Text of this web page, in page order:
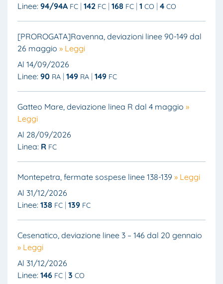
Linee: 94/94A FC 142 FC 168 FC 1 CO 4 CO
[PROROGATA]Ravenna, deviazioni linee 90-149 dal
26 maggio » Leggi
Al 14/09/2026
Linee: 90 RA 149 RA 149 FC
Gatteo Mare, deviazione linea R dal 4 maggio »
Leggi
Al 28/09/2026
Linea: R FC
Montepetra, fermate sospese linee 138-139 » Leggi
Al 31/12/2026
Linee: 138 FC 139 FC
Cesenatico, deviazione linee 3 – 146 dal 20 gennaio
» Leggi
Al 31/12/2026
Linee: 146 FC 3 CO